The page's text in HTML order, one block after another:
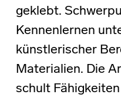
geklebt.
Kennenlernen
künstlerischer
Materialien. Die
schult